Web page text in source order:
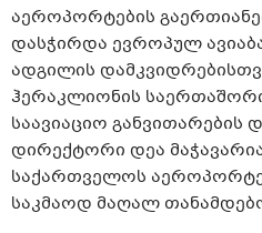
აეროპორტების
დასჭირდა ევროპულ
ადგილის
ჰერაკლიონის
საავიაციო განვითარების
დირექტორი დეა
საქართველოს
საკმაოდ მაღალ